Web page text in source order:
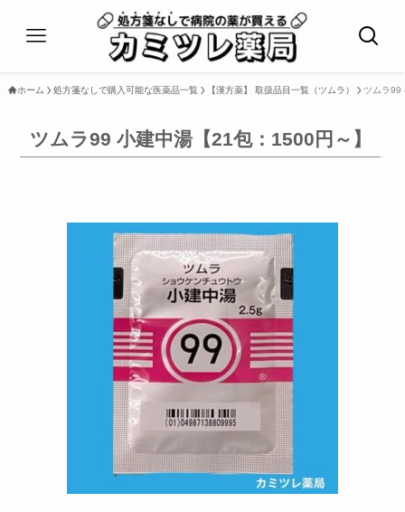
ホーム 処方箋なしで購入可能な医薬品一覧 【漢方薬】 取扱品目一覧（ツムラ） ツムラ99
ツムラ99 小建中湯【21包：1500円～】